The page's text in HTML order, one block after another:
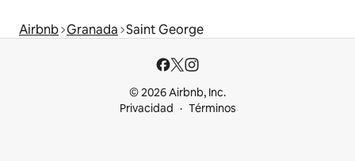
Airbnb Granada Saint George
© 2026 Airbnb, Inc.
Privacidad
Términos